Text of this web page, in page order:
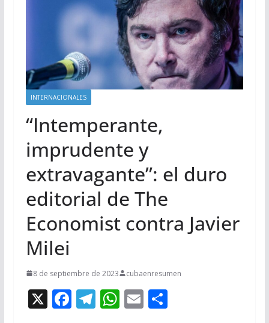
INTERNACIONALES
“Intemperante,
imprudente y
extravagante”: el duro
editorial de The
Economist contra Javier
Milei
8 de septiembre de 2023 cubaenresumen
X F T W E C